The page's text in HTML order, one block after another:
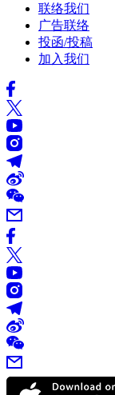
联络我们
广告联络
投函/投稿
加入我们